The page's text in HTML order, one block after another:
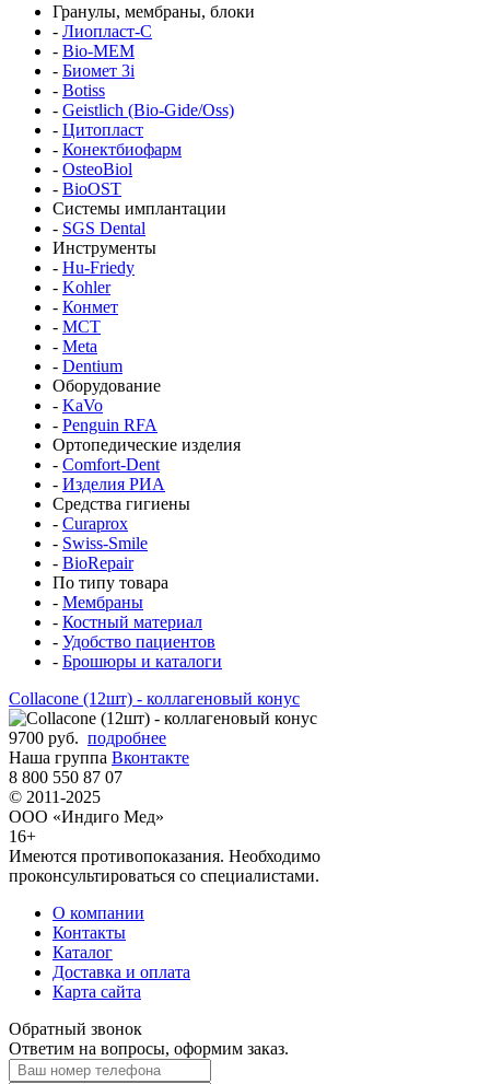
Гранулы, мембраны, блоки
- Лиопласт-С
- Bio-MEM
- Биомет 3i
- Botiss
- Geistlich (Bio-Gide/Oss)
- Цитопласт
- Конектбиофарм
- OsteoBiol
- BioOST
Системы имплантации
- SGS Dental
Инструменты
- Hu-Friedy
- Kohler
- Конмет
- MCT
- Meta
- Dentium
Оборудование
- KaVo
- Penguin RFA
Ортопедические изделия
- Comfort-Dent
- Изделия РИА
Средства гигиены
- Curaprox
- Swiss-Smile
- BioRepair
По типу товара
- Мембраны
- Костный материал
- Удобство пациентов
- Брошюры и каталоги
Collacone (12шт) - коллагеновый конус
9700 руб. подробнее
Наша группа Вконтакте
8 800 550 87 07
© 2011-2025
ООО «Индиго Мед»
16+
Имеются противопоказания. Необходимо
проконсультироваться со специалистами.
О компании
Контакты
Каталог
Доставка и оплата
Карта сайта
Обратный звонок
Ответим на вопросы, оформим заказ.